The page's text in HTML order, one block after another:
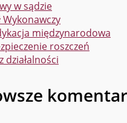
w sądzie
Wykonawczy
międzynarodowa
roszczeń
działalności